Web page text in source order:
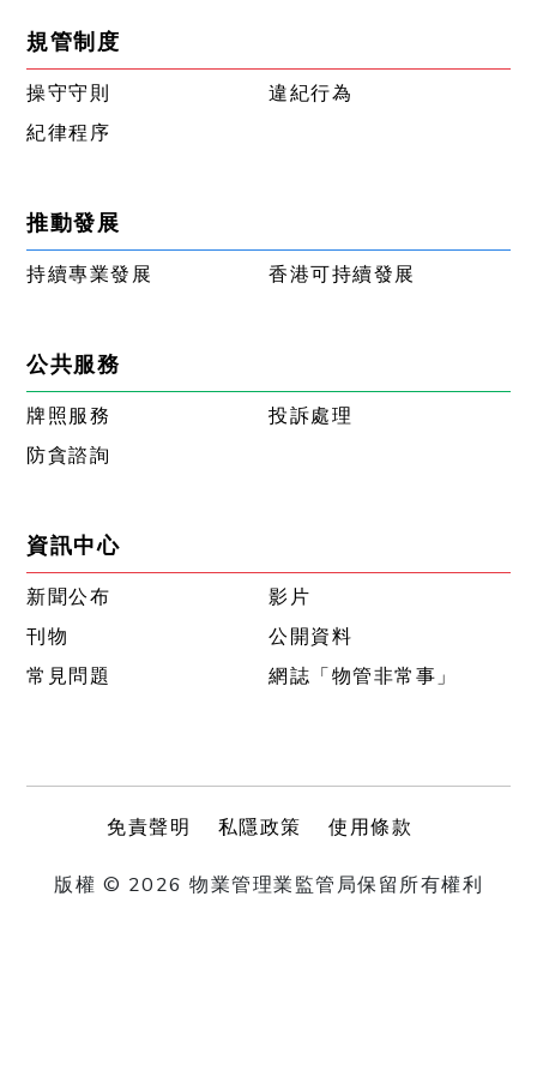
規管制度
操守守則
違紀行為
紀律程序
推動發展
持續專業發展 香港可持續發展
公共服務
牌照服務
投訴處理
防貪諮詢
資訊中心
新聞公布
影片
刊物
公開資料
常見問題
網誌「物管非常事」
免責聲明 私隱政策 使用條款
版權 © 2026 物業管理業監管局保留所有權利